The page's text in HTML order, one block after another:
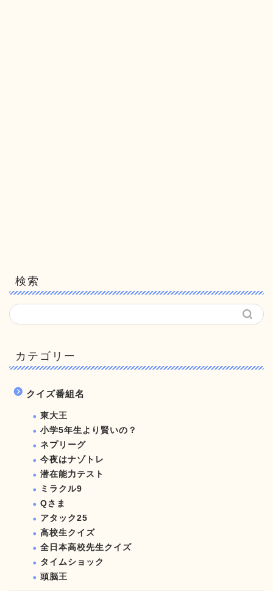
検索
カテゴリー
クイズ番組名
東大王
小学5年生より賢いの？
ネプリーグ
今夜はナゾトレ
潜在能力テスト
ミラクル9
Qさま
アタック25
高校生クイズ
全日本高校先生クイズ
タイムショック
頭脳王